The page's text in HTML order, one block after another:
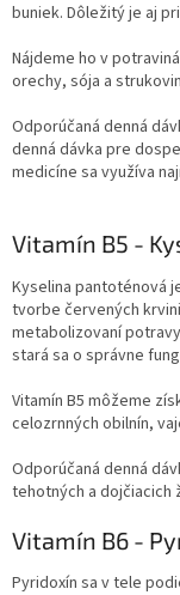
buniek. Dôležitý je aj
Nájdeme ho v
orechy, sója a
Odporúčaná denná
denná dávka pre
medicíne sa využíva
Vitamín B5 -
Kyselina pantoténová
tvorbe červených
metabolizovaní
stará sa o správne
Vitamín B5 môžeme
celozrnných obilnín,
Odporúčaná denná
tehotných a dojčiacich
Vitamín B6 -
Pyridoxín sa v tele